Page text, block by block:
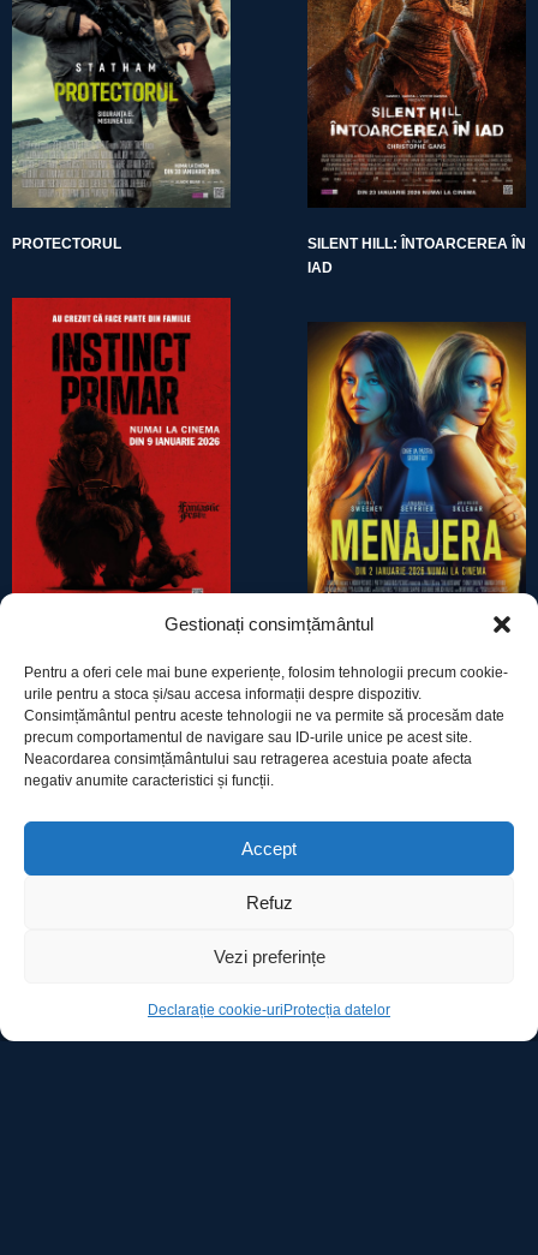
Gestionați consimțământul
Pentru a oferi cele mai bune experiențe, folosim tehnologii precum cookie-
urile pentru a stoca și/sau accesa informații despre dispozitiv.
Consimțământul pentru aceste tehnologii ne va permite să procesăm date
precum comportamentul de navigare sau ID-urile unice pe acest site.
Neacordarea consimțământului sau retragerea acestuia poate afecta
negativ anumite caracteristici și funcții.
Accept
Refuz
Vezi preferințe
Declarație cookie-uri Protecția datelor
PROTECTORUL
SILENT HILL: ÎNTOARCEREA ÎN
IAD
MENAJERA
Utile
Declarație cookie-uri
Contact